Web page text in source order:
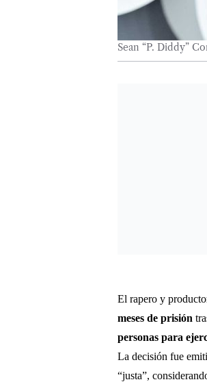
Sean “P. Diddy”
El rapero y
meses de prisión
personas para
La decisión fue
“justa”,